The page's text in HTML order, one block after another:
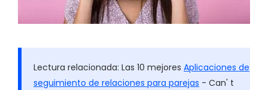
Lectura relacionada: Las 10 mejores Aplicaciones de
seguimiento de relaciones para parejas - Can' t